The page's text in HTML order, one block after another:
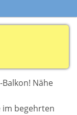
Nähe
im begehrten